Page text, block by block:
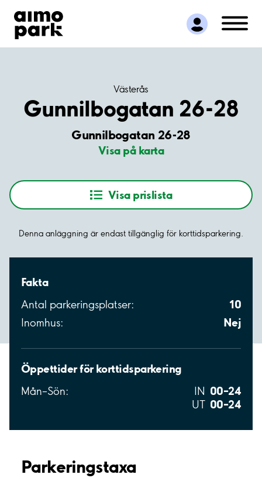
Hitta parkering
Samarbete
Kundservice
Västerås
Gunnilbogatan 26-28
Gunnilbogatan 26-28
Visa på karta
Visa prislista
Denna anläggning är endast tillgänglig för korttidsparkering.
Fakta
Antal parkeringsplatser: 10
Inomhus: Nej
Öppettider för korttidsparkering
Mån–Sön: IN 00–24
UT 00–24
Parkeringstaxa